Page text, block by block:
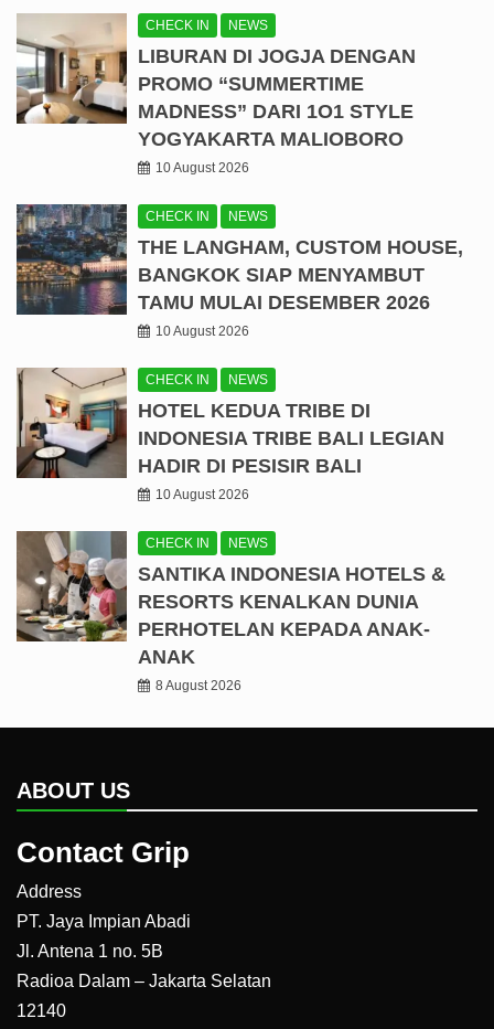
CHECK IN NEWS
LIBURAN DI JOGJA DENGAN
PROMO “SUMMERTIME
MADNESS” DARI 1O1 STYLE
YOGYAKARTA MALIOBORO
10 August 2026
CHECK IN NEWS
THE LANGHAM, CUSTOM HOUSE,
BANGKOK SIAP MENYAMBUT
TAMU MULAI DESEMBER 2026
10 August 2026
CHECK IN NEWS
HOTEL KEDUA TRIBE DI
INDONESIA TRIBE BALI LEGIAN
HADIR DI PESISIR BALI
10 August 2026
CHECK IN NEWS
SANTIKA INDONESIA HOTELS &
RESORTS KENALKAN DUNIA
PERHOTELAN KEPADA ANAK-
ANAK
8 August 2026
ABOUT US
Contact Grip
Address
PT. Jaya Impian Abadi
Jl. Antena 1 no. 5B
Radioa Dalam – Jakarta Selatan
12140